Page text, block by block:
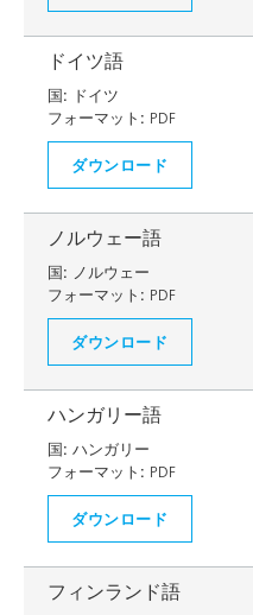
ドイツ語
国: ドイツ
フォーマット: PDF
ダウンロード
ノルウェー語
国: ノルウェー
フォーマット: PDF
ダウンロード
ハンガリー語
国: ハンガリー
フォーマット: PDF
ダウンロード
フィンランド語